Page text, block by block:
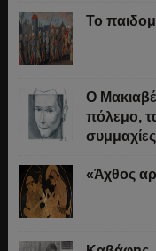
Το
O
πόλεμο,
συμμαχίες
«Άχθος